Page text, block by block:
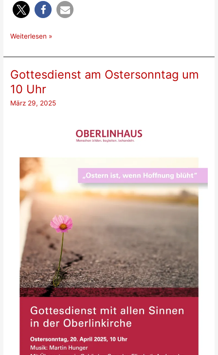
Sommerzeit
Umstellung
Weiterlesen »
Gottesdienst am Ostersonntag um
10 Uhr
März 29, 2025